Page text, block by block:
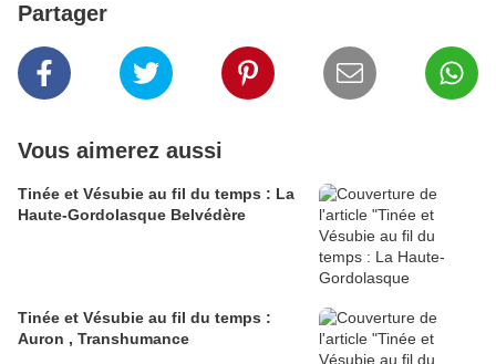
Partager
Vous aimerez aussi
Tinée et Vésubie au fil du temps : La
Haute-Gordolasque Belvédère
Tinée et Vésubie au fil du temps :
Auron , Transhumance